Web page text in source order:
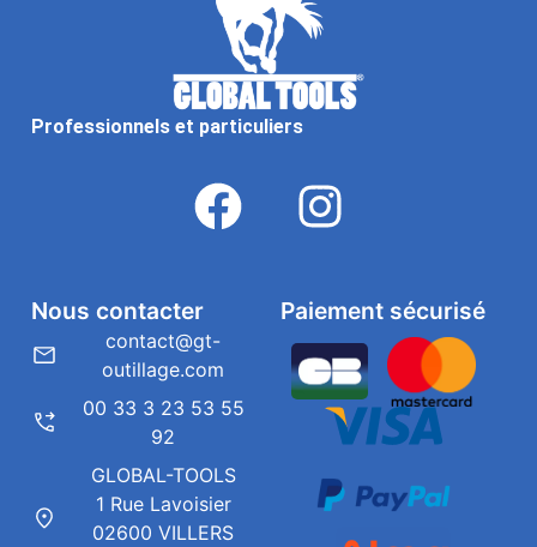
Professionnels et particuliers
Paiement sécurisé
Nous contacter
contact@gt-
outillage.com
00 33 3 23 53 55
92
GLOBAL-TOOLS
1 Rue Lavoisier
02600 VILLERS